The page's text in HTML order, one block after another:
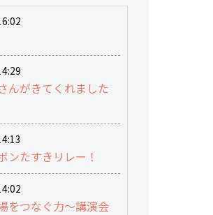
んがきてくれました
ンたすきリレー！
をつなぐ力～講演会